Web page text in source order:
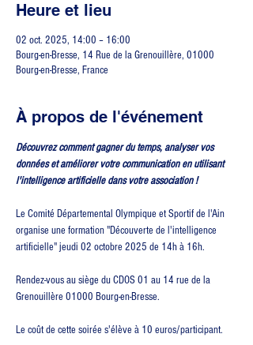
Heure et lieu
02 oct. 2025, 14:00 – 16:00
Bourg-en-Bresse, 14 Rue de la Grenouillère, 01000
Bourg-en-Bresse, France
À propos de l'événement
Découvrez comment gagner du temps, analyser vos
données et améliorer votre communication en utilisant
l'intelligence artificielle dans votre association !
Le Comité Départemental Olympique et Sportif de l'Ain
organise une formation "Découverte de l'intelligence
artificielle" jeudi 02 octobre 2025 de 14h à 16h.
Rendez-vous au siège du CDOS 01 au 14 rue de la
Grenouillère 01000 Bourg-en-Bresse.
Le coût de cette soirée s'élève à 10 euros/participant.